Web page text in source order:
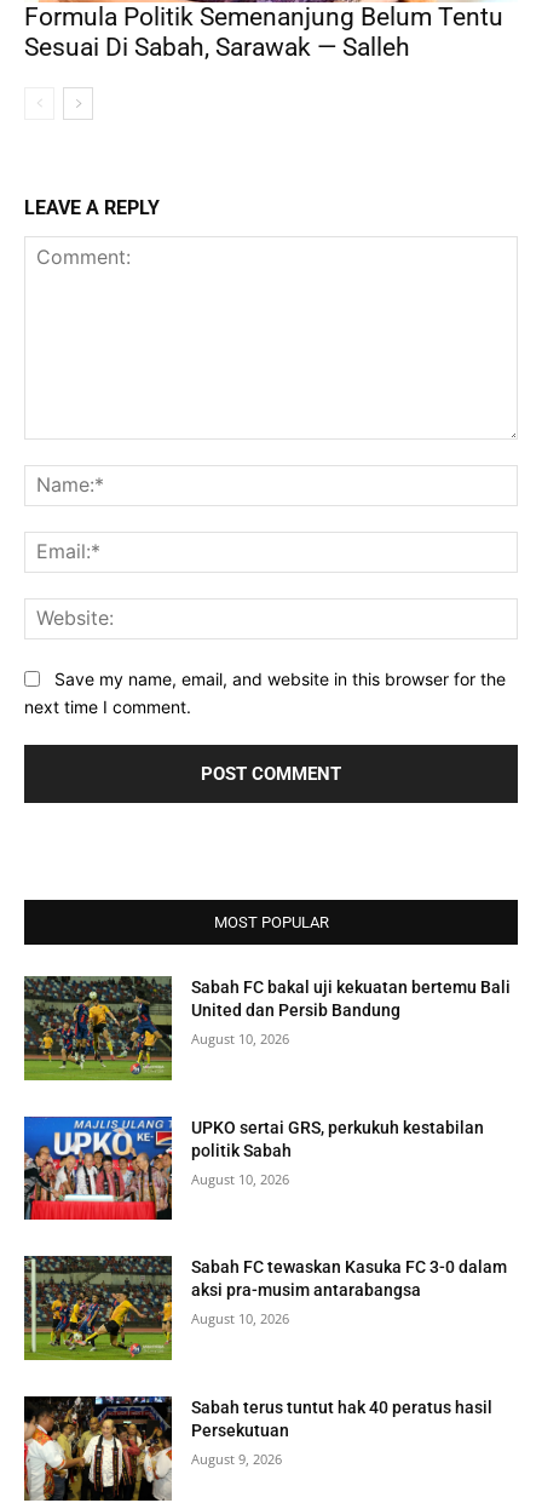
Formula Politik Semenanjung Belum Tentu
Sesuai Di Sabah, Sarawak — Salleh
LEAVE A REPLY
Save my name, email, and website in this browser for the
next time I comment.
MOST POPULAR
Sabah FC bakal uji kekuatan bertemu Bali
United dan Persib Bandung
August 10, 2026
UPKO sertai GRS, perkukuh kestabilan
politik Sabah
August 10, 2026
Sabah FC tewaskan Kasuka FC 3-0 dalam
aksi pra-musim antarabangsa
August 10, 2026
Sabah terus tuntut hak 40 peratus hasil
Persekutuan
August 9, 2026